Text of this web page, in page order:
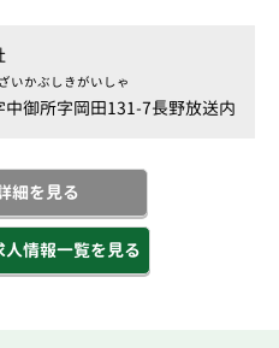
いかぶしきがいしゃ
中御所字岡田131-7長野放送内
細を見る
人情報一覧を見る